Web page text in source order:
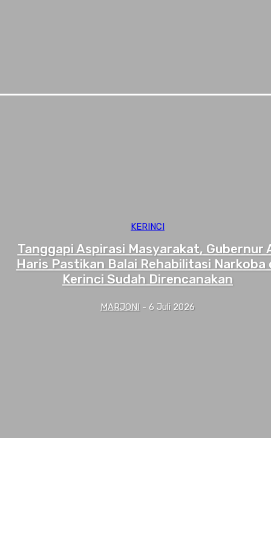
KERINCI
Tanggapi Aspirasi Masyarakat, Gubernur
Haris Pastikan Balai Rehabilitasi Narkoba
Kerinci Sudah Direncanakan
MARJONI - 6 Juli 2026